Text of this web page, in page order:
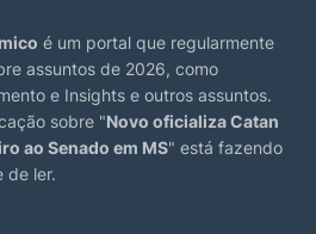
é um portal que regularmente
assuntos de 2026, como
e Insights e outros assuntos.
sobre "Novo oficializa Catan
ao Senado em MS" está fazendo
de ler.